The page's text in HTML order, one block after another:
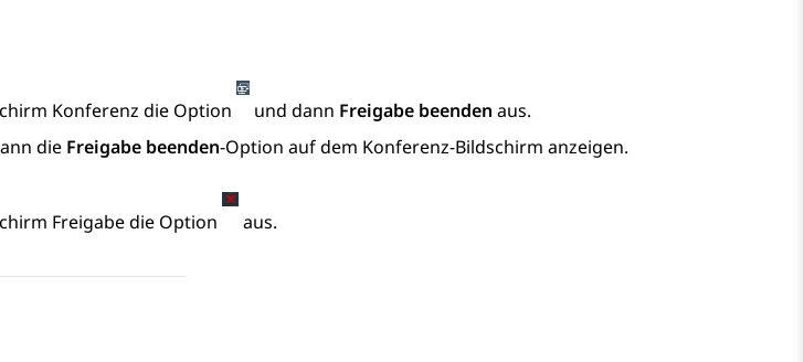
Konferenz die Option und dann Freigabe beenden aus.
die Freigabe beenden-Option auf dem Konferenz-Bildschirm anzeigen.
Freigabedie Option aus.